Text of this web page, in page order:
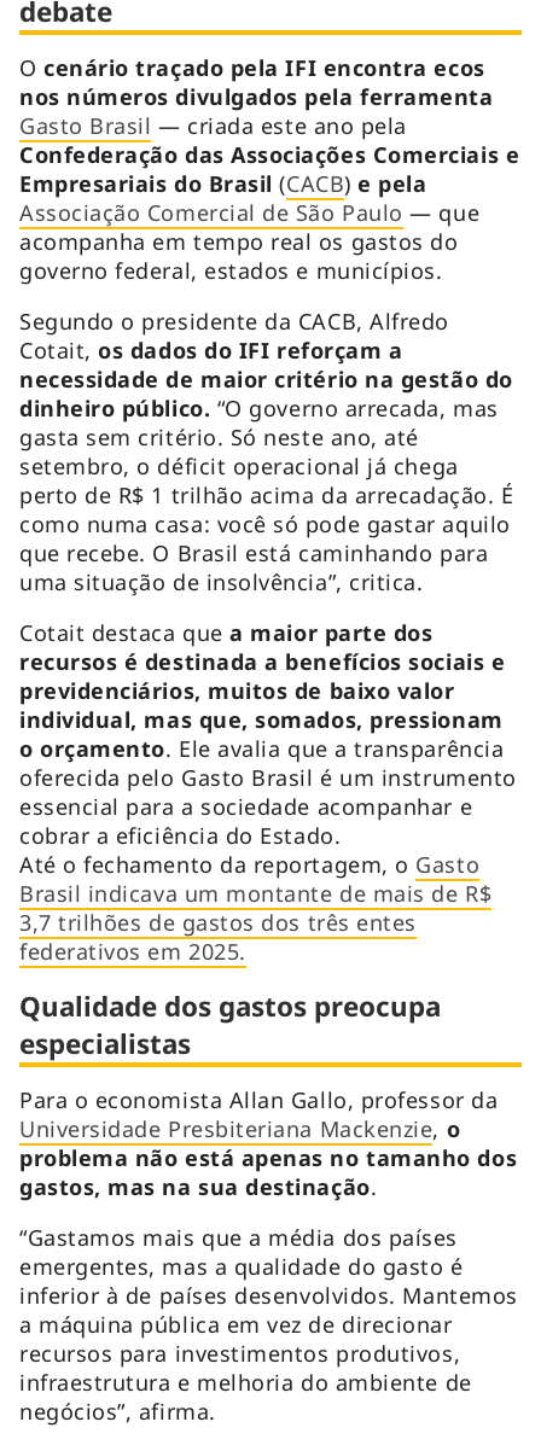
debate
Ocenário traçado pela IFI encontra ecos
nos números divulgados pela ferramenta
Gasto Brasil — criada este ano pela
Confederação das Associações Comerciais e
Empresariais do Brasil (CACB)e pela
Associação Comercial de São Paulo — que
acompanha em tempo real os gastos do
governo federal, estados e municípios.
Segundo o presidente da CACB, Alfredo
Cotait,os dados do IFI reforçam a
necessidade de maior critério na gestão do
dinheiro público. “O governo arrecada, mas
gasta sem critério. Só neste ano, até
setembro, o déficit operacional já chega
perto de R$ 1 trilhão acima da arrecadação. É
como numa casa: você só pode gastar aquilo
que recebe. O Brasil está caminhando para
uma situação de insolvência”, critica.
Cotait destaca quea maior parte dos
recursos é destinada a benefícios sociais e
previdenciários, muitos de baixo valor
individual, mas que, somados, pressionam
o orçamento. Ele avalia que a transparência
oferecida pelo Gasto Brasil é um instrumento
essencial para a sociedade acompanhar e
cobrar a eficiência do Estado.
Até o fechamento da reportagem, o Gasto
Brasil indicava um montante de mais de R$
3,7 trilhões de gastos dos três entes
federativos em 2025.
Qualidade dos gastos preocupa
especialistas
Para o economista Allan Gallo, professor da
Universidade Presbiteriana Mackenzie, o
problema não está apenas no tamanho dos
gastos, mas na sua destinação.
“Gastamos mais que a média dos países
emergentes, mas a qualidade do gasto é
inferior à de países desenvolvidos. Mantemos
a máquina pública em vez de direcionar
recursos para investimentos produtivos,
infraestrutura e melhoria do ambiente de
negócios”, afirma.